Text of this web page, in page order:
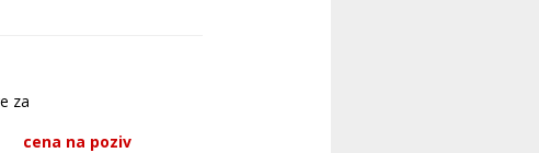
cena na poziv